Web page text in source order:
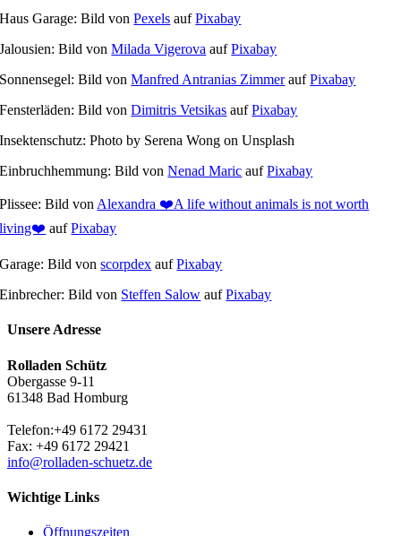
Haus Garage: Bild vonPexels aufPixabay
Jalousien: Bild vonMilada Vigerova aufPixabay
Sonnensegel: Bild vonManfred Antranias ZimmeraufPixabay
Fensterläden: Bild vonDimitris Vetsikas aufPixabay
Insektenschutz: Photo by Serena Wong on Unsplash
Einbruchhemmung: Bild vonNenad Maric aufPixabay
Plissee: Bild von Alexandra ❤️A life without animals is not worth
living❤️ aufPixabay
Garage: Bild vonscorpdex aufPixabay
Einbrecher: Bild von Steffen Salow aufPixabay
Unsere Adresse
Rolladen Schütz
Obergasse 9-11
61348 Bad Homburg
Telefon:+49 6172 29431
Fax: +49 6172 29421
info@rolladen-schuetz.de
Wichtige Links
Öffnungszeiten